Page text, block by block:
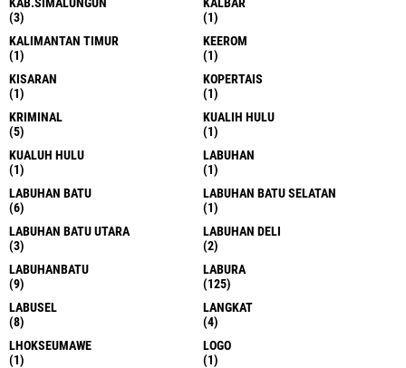
(3)
(1)
KALIMANTAN TIMUR
(1)
KEEROM
(1)
KISARAN
(1)
KOPERTAIS
(1)
KRIMINAL
(5)
KUALIH HULU
(1)
KUALUH HULU
(1)
LABUHAN
(1)
LABUHAN BATU
(6)
LABUHAN BATU SELATAN
(1)
LABUHAN BATU UTARA
(3)
LABUHAN DELI
(2)
LABUHANBATU
(9)
LABURA
(125)
LABUSEL
(8)
LANGKAT
(4)
LHOKSEUMAWE
(1)
LOGO
(1)